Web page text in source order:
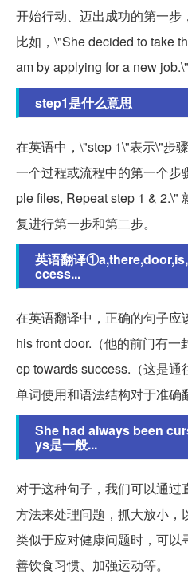
开始行动、迈出成功的第一步
比如，\"She decided to take
am by applying for a new job.\"
step1是什么意思
在英语中，\"step 1\"表示\"步
一个过程或流程中的第一个步
ple files, Repeat step 1 & 2.\"
复进行第一步和第二步。
英语翻译
ccess...
在英语翻译中，正确的句子应
his front door.（他的前门有一
ep towards success.（这是
单词使用和语法结构对于准确
She had always been
ys是一般...
对于这种句子，我们可以通过
方法来处理问题，抓大放小，
类似于应对健康问题时，可以
善饮食习惯、加强运动等。